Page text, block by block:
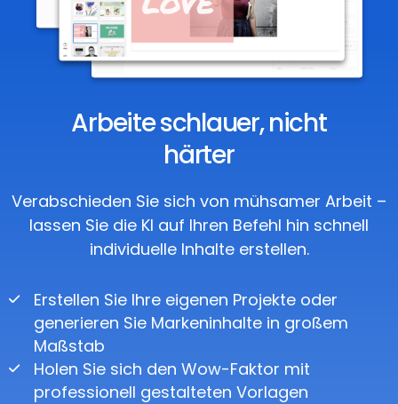
Arbeite schlauer, nicht
härter
Verabschieden Sie sich von mühsamer Arbeit –
lassen Sie die KI auf Ihren Befehl hin schnell
individuelle Inhalte erstellen.
Erstellen Sie Ihre eigenen Projekte oder
generieren Sie Markeninhalte in großem
Maßstab
Holen Sie sich den Wow-Faktor mit
professionell gestalteten Vorlagen